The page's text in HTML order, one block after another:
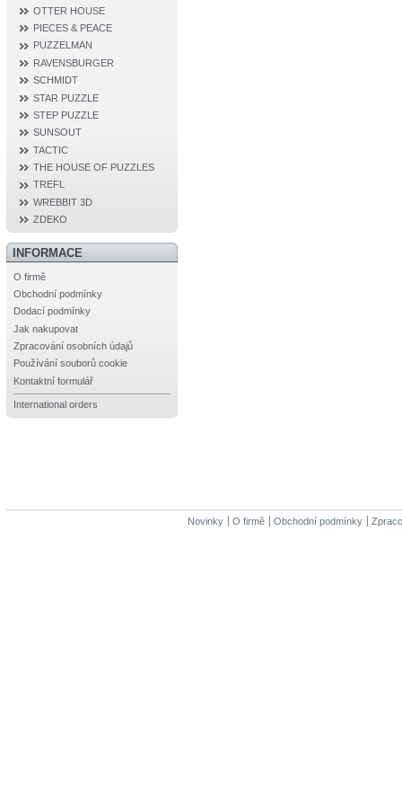
OTTER HOUSE
PIECES & PEACE
PUZZELMAN
RAVENSBURGER
SCHMIDT
STAR PUZZLE
STEP PUZZLE
SUNSOUT
TACTIC
THE HOUSE OF PUZZLES
TREFL
WREBBIT 3D
ZDEKO
INFORMACE
O firmě
Obchodní podmínky
Dodací podmínky
Jak nakupovat
Zpracování osobních údajů
Používání souborů cookie
Kontaktní formulář
International orders
Novinky O firmě Obchodní podmínky